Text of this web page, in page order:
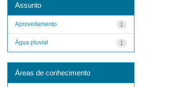
Assunto
1
Aproveitamento
1
Água pluvial
Áreas de conhecimento